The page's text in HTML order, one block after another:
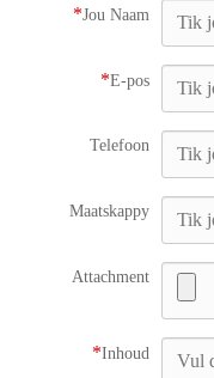
*Jou Naam
*E-pos
Telefoon
Maatskappy
Attachment
*Inhoud